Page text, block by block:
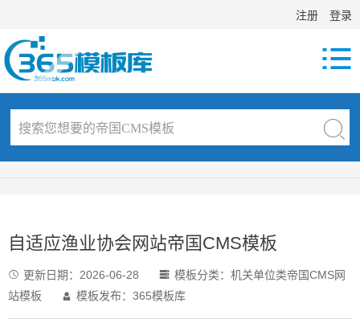
注册 登录

自适应渔业协会网站帝国CMS模板
 更新日期： 2026-06-28  模板分类： 机关单位类帝国CMS网
站模板
 模板发布：365模板库